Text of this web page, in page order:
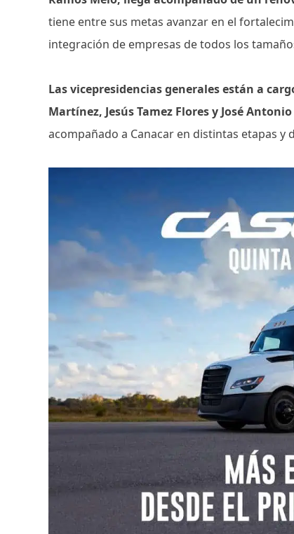
tiene entre sus metas avanzar en el
integración de empresas de todos los
Las vicepresidencias generales están a
Martínez, Jesús Tamez Flores y José
acompañado a Canacar en distintas etapas y